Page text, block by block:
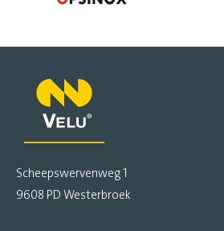
Scheepswervenweg 1
9608 PD Westerbroek